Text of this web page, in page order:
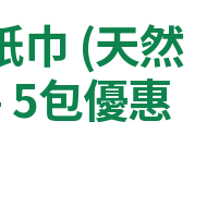
巾 (天然
包優惠